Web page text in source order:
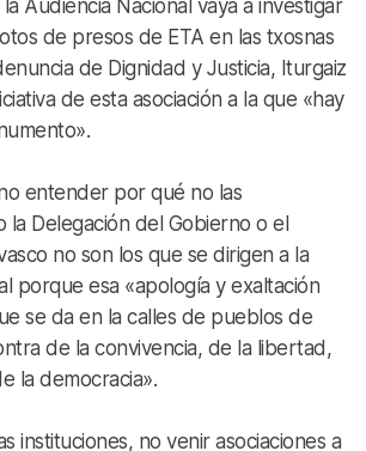
Audiencia Nacional vaya a investigar
de presos de ETA en las txosnas
de Dignidad y Justicia, Iturgaiz
de esta asociación a la que «hay
entender por qué no las
la Delegación del Gobierno o el
no son los que se dirigen a la
porque esa «apología y exaltación
se da en la calles de pueblos de
de la convivencia, de la libertad,
la democracia».
instituciones, no venir asociaciones a